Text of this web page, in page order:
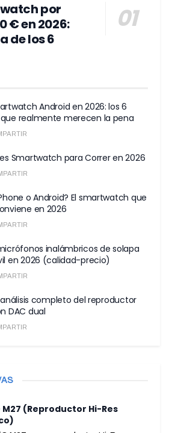
por
€ en 2026:
de los 6
Android en 2026: los 6
realmente merecen la pena
Smartwatch para Correr en 2026
o Android? El smartwatch que
en 2026
inalámbricos de solapa
en 2026 (calidad-precio)
análisis completo del reproductor
DAC dual
M27 (Reproductor Hi-Res